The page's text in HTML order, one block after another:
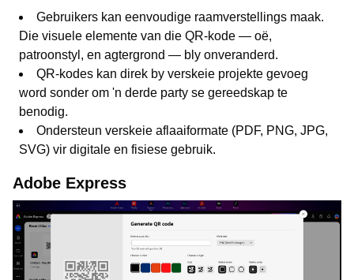
Gebruikers kan eenvoudige raamverstellings maak.
Die visuele elemente van die QR-kode — oë,
patroonstyl, en agtergrond — bly onveranderd.
QR-kodes kan direk by verskeie projekte gevoeg
word sonder om 'n derde party se gereedskap te
benodig.
Ondersteun verskeie aflaaiformate (PDF, PNG, JPG,
SVG) vir digitale en fisiese gebruik.
Adobe Express